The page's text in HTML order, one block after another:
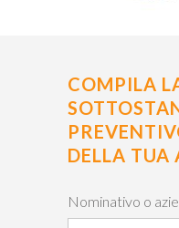
COMPILA
DELLA TUA
Nominativo o